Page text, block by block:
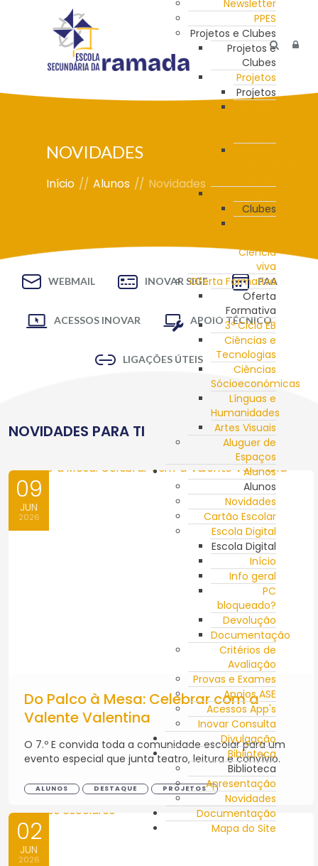
Newsletter
PPES
Projetos e Clubes
Projetos e
Clubes
Projetos
Projetos
Clubes
Ciência
viva
Oferta Formativa
Oferta
Formativa
3º Ciclo EB
Ciências e
Tecnologias
Ciências
Sócioeconómicas
Línguas e
Humanidades
Artes Visuais
Aluguer de
Espaços
Alunos
Alunos
Novidades
Cartão Escolar
Escola Digital
Escola Digital
Início
Info geral
PC
bloqueado?
Devolução
Documentação
Critérios de
Avaliação
Provas e Exames
Apoios ASE
Acessos App's
Inovar Consulta
Divulgação
Biblioteca
Biblioteca
Apresentação
Novidades
Documentação
Mapa do Site
NOVIDADES
Início // Alunos // Novidades
WEBMAIL INOVAR SIGE PAA
ACESSOS INOVAR APOIO TÉCNICO
LIGAÇÕES ÚTEIS
NOVIDADES PARA TI
09
JUN
2026
Do Palco à Mesa: Celebrar com a
Valente Valentina
O 7.º E convida toda a comunidade escolar para um
evento especial que junta teatro, leitura e convívio.
ALUNOS DESTAQUE PROJETOS
02
JUN
2026